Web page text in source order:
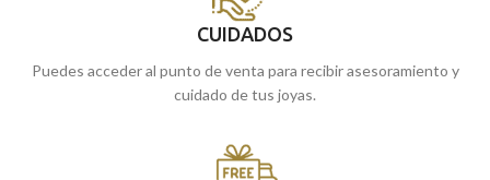
CUIDADOS
Puedes acceder al punto de venta para recibir asesoramiento y
cuidado de tus joyas.